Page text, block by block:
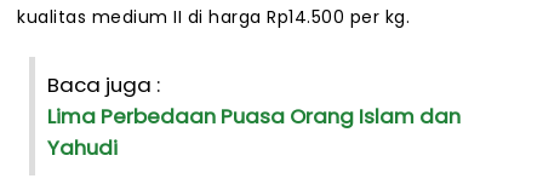
kualitas medium II di harga Rp14.500 per kg.
Baca juga :
Lima Perbedaan Puasa Orang Islam dan
Yahudi